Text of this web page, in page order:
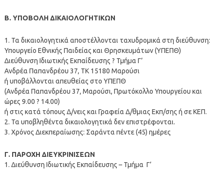
Β. ΥΠΟΒΟΛΗ ΔΙΚΑΙΟΛΟΓΗΤΙΚΩΝ
1. Τα δικαιολογητικά αποστέλλονται ταχυδρομικά στη διεύθυνση:
Υπουργείο Εθνικής Παιδείας και Θρησκευμάτων (ΥΠΕΠΘ)
Διεύθυνση Ιδιωτικής Εκπαίδευσης ? Τμήμα Γ’
Ανδρέα Παπανδρέου 37, ΤΚ 15180 Μαρούσι
ή υποβάλλονται απευθείας στο ΥΠΕΠΘ
(Ανδρέα Παπανδρέου 37, Μαρούσι, Πρωτόκολλο Υπουργείου και
ώρες 9.00 ? 14.00)
ή στις κατά τόπους Δ/νεις και Γραφεία Δ/θμιας Εκπ/σης ή σε ΚΕΠ.
2. Τα υποβληθέντα δικαιολογητικά δεν επιστρέφονται.
3. Χρόνος Διεκπεραίωσης: Σαράντα πέντε (45) ημέρες
Γ. ΠΑΡΟΧΗ ΔΙΕΥΚΡΙΝΙΣΕΩΝ
1. Διεύθυνση Ιδιωτικής Εκπαίδευσης – Τμήμα Γ’